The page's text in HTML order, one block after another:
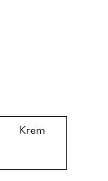
Krem